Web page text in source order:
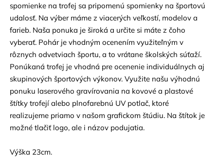
spomienke na trofej sa pripomenú spomienky na športovú
udalosť. Na výber máme z viacerých veľkostí, modelov a
farieb. Naša ponuka je široká a určite si máte z čoho
vyberať. Pohár je vhodným ocenením využiteľným v
rôznych odvetviach športu, a to vrátane školských súťaží.
Ponúkaná trofej je vhodná pre ocenenie individuálnych aj
skupinových športových výkonov. Využite našu výhodnú
ponuku laserového gravírovania na kovové a plastové
štítky trofejí alebo plnofarebnú UV potlač, ktoré
realizujeme priamo v našom grafickom štúdiu. Na štítok je
možné tlačiť logo, ale i názov podujatia.
Výška 23cm.